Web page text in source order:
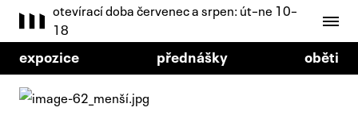
otevírací doba červenec a srpen: út–ne 10–
18
expozice přednášky oběti